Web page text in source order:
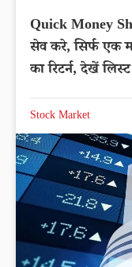
Quick Money
सेव करे, सिर्फ एक
का रिटर्न, देखें लिस्ट
Stock Market